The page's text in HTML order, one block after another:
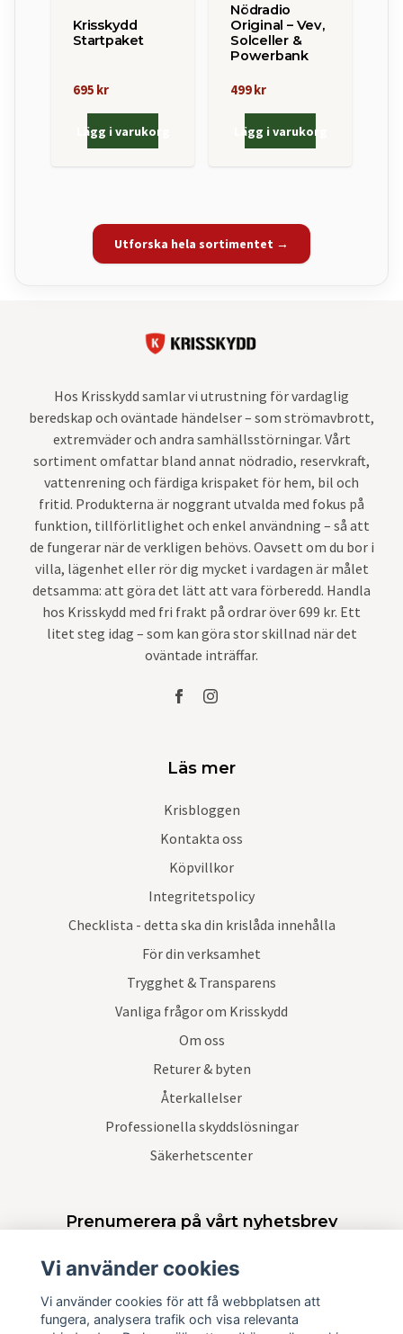
Krisskydd
Startpaket
695 kr
Lägg i varukorg
Nödradio
Original – Vev,
Solceller &
Powerbank
499 kr
Lägg i varukorg
Utforska hela sortimentet →
Hos Krisskydd samlar vi utrustning för vardaglig
beredskap och oväntade händelser – som strömavbrott,
extremväder och andra samhällsstörningar. Vårt
sortiment omfattar bland annat nödradio, reservkraft,
vattenrening och färdiga krispaket för hem, bil och
fritid. Produkterna är noggrant utvalda med fokus på
funktion, tillförlitlighet och enkel användning – så att
de fungerar när de verkligen behövs. Oavsett om du bor i
villa, lägenhet eller rör dig mycket i vardagen är målet
detsamma: att göra det lätt att vara förberedd. Handla
hos Krisskydd med fri frakt på ordrar över 699 kr. Ett
litet steg idag – som kan göra stor skillnad när det
oväntade inträffar.
Läs mer
Krisbloggen
Kontakta oss
Köpvillkor
Integritetspolicy
Checklista - detta ska din krislåda innehålla
För din verksamhet
Trygghet & Transparens
Vanliga frågor om Krisskydd
Om oss
Returer & byten
Återkallelser
Professionella skyddslösningar
Säkerhetscenter
Prenumerera på vårt nyhetsbrev
Vi använder cookies
Vi använder cookies för att få webbplatsen att
fungera, analysera trafik och visa relevanta